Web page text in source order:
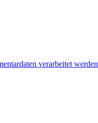
verarbeitet werden